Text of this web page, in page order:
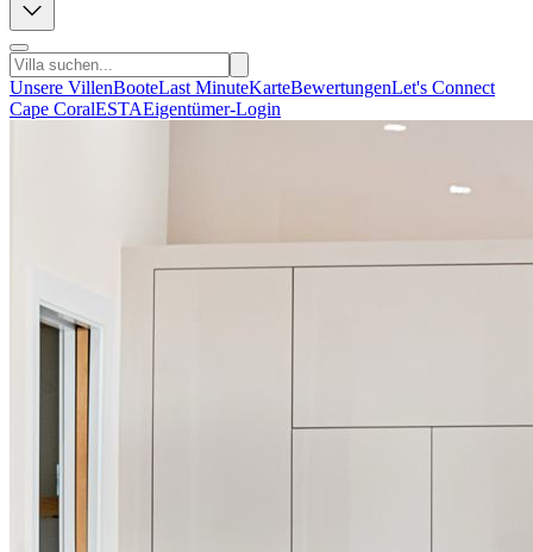
Unsere VillenBooteLast MinuteKarteBewertungenLet's Connect
Cape CoralESTAEigentümer-Login